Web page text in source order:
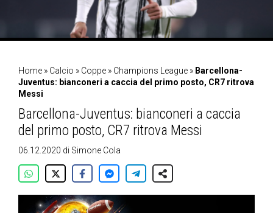
Home » Calcio » Coppe » Champions League » Barcellona-
Juventus: bianconeri a caccia del primo posto, CR7 ritrova
Messi
Barcellona-Juventus: bianconeri a caccia
del primo posto, CR7 ritrova Messi
06.12.2020 di Simone Cola